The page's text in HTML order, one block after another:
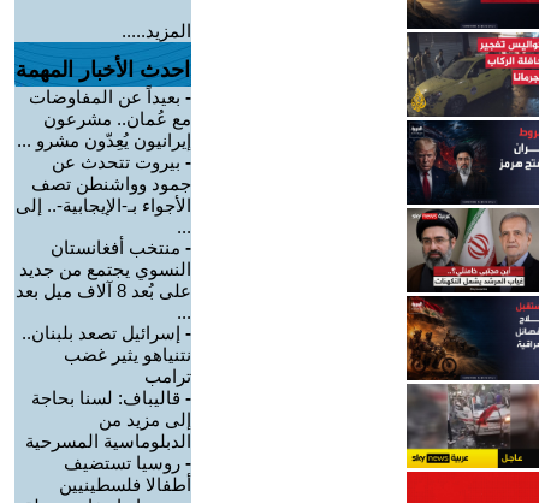
المزيد.....
احدث الأخبار المهمة
- بعيداً عن المفاوضات
مع عُمان.. مشرعون
إيرانيون يُعِدّون مشرو ...
- بيروت تتحدث عن
جمود وواشنطن تصف
الأجواء بـ-الإيجابية-.. إلى
...
- منتخب أفغانستان
النسوي يجتمع من جديد
على بُعد 8 آلاف ميل بعد
...
- إسرائيل تصعد بلبنان..
نتنياهو يثير غضب
ترامب
- قاليباف: لسنا بحاجة
إلى مزيد من
الدبلوماسية المسرحية
- روسيا تستضيف
أطفالا فلسطينيين